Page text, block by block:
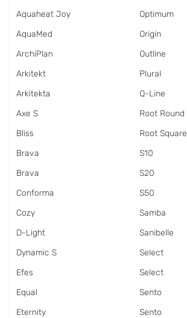
Aquaheat Joy
AquaMed
ArchiPlan
Arkitekt
Arkitekta
Axe S
Bliss
Brava
Brava
Conforma
Cozy
D-Light
Dynamic S
Efes
Equal
Eternity
Optimum
Origin
Outline
Plural
Q-Line
Root Round
Root Square
S10
S20
S50
Samba
Sanibelle
Select
Select
Sento
Sento